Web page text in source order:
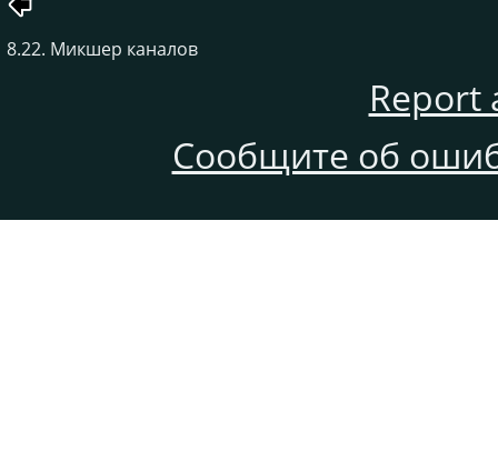
8.22. Микшер каналов
Report
Сообщите об